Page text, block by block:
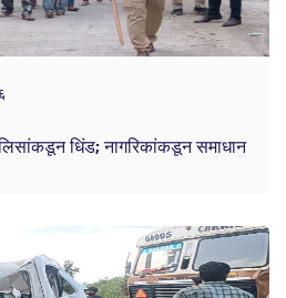
धिंड; नागरिकांकडून समाधान